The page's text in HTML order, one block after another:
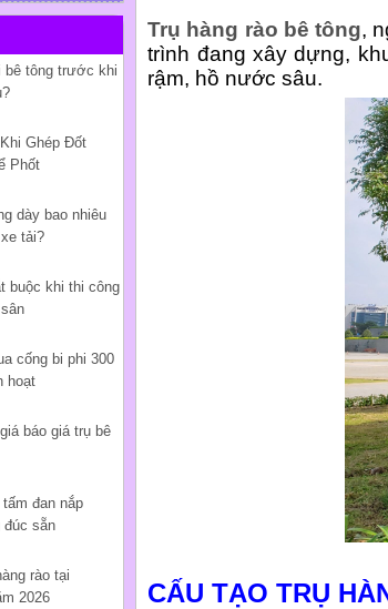
Trụ hàng rào bê tông,
trình đang xây dựng,
rậm, hồ nước sâu.
CẤU TẠO TRỤ
bê tông trước khi
Ghép Đốt
Phốt
dày bao nhiêu
tải?
buộc khi thi công
cống bi phi 300
hoạt
báo giá trụ bê
tấm đan nắp
đúc sẵn
rào tại
2026